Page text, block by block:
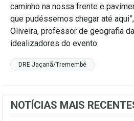
caminho na nossa frente e
que pudéssemos chegar até
Oliveira, professor de geografia
idealizadores do evento.
DRE Jaçanã/Tremembé
NOTÍCIAS MAIS